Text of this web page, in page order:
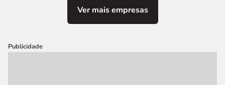
Ver mais empresas
Publicidade